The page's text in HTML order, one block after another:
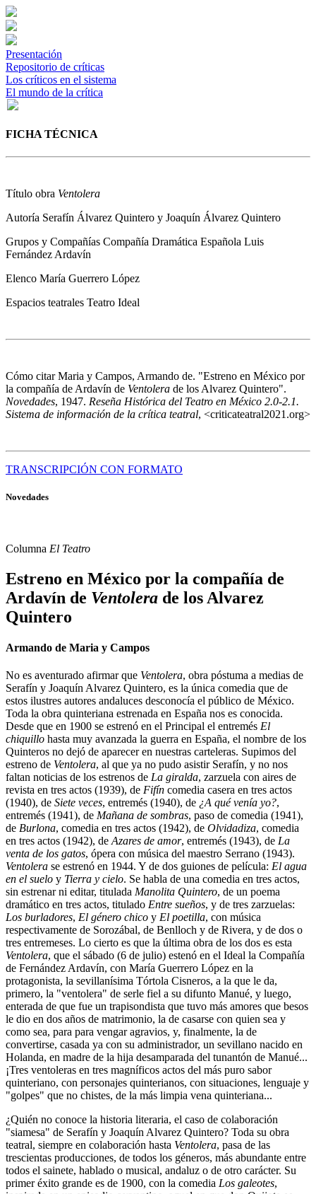
Presentación
Repositorio de críticas
Los críticos en el sistema
El mundo de la crítica
FICHA TÉCNICA
Título obra Ventolera
Autoría Serafín Álvarez Quintero y Joaquín Álvarez Quintero
Grupos y Compañías Compañía Dramática Española Luis
Fernández Ardavín
Elenco María Guerrero López
Espacios teatrales Teatro Ideal
Cómo citarMaria y Campos, Armando de. "Estreno en México por
la compañía de Ardavín de Ventolera de los Alvarez Quintero".
Novedades, 1947. Reseña Histórica del Teatro en México 2.0-2.1.
Sistema de información de la crítica teatral, <criticateatral2021.org>
TRANSCRIPCIÓN CON FORMATO
Novedades
Columna El Teatro
Estreno en México por la compañía de
Ardavín de Ventolera de los Alvarez
Quintero
Armando de Maria y Campos
No es aventurado afirmar que Ventolera, obra póstuma a medias de
Serafín y Joaquín Alvarez Quintero, es la única comedia que de
estos ilustres autores andaluces desconocía el público de México.
Toda la obra quinteriana estrenada en España nos es conocida.
Desde que en 1900 se estrenó en el Principal el entremés El
chiquillo hasta muy avanzada la guerra en España, el nombre de los
Quinteros no dejó de aparecer en nuestras carteleras. Supimos del
estreno de Ventolera, al que ya no pudo asistir Serafín, y no nos
faltan noticias de los estrenos de La giralda, zarzuela con aires de
revista en tres actos (1939), de Fifín comedia casera en tres actos
(1940), de Siete veces, entremés (1940), de ¿A qué venía yo?,
entremés (1941), de Mañana de sombras, paso de comedia (1941),
de Burlona, comedia en tres actos (1942), de Olvidadiza, comedia
en tres actos (1942), de Azares de amor, entremés (1943), de La
venta de los gatos, ópera con música del maestro Serrano (1943).
Ventolera se estrenó en 1944. Y de dos guiones de película: El agua
en el suelo y Tierra y cielo. Se habla de una comedia en tres actos,
sin estrenar ni editar, titulada Manolita Quintero, de un poema
dramático en tres actos, titulado Entre sueños, y de tres zarzuelas:
Los burladores, El género chico y El poetilla, con música
respectivamente de Sorozábal, de Benlloch y de Rivera, y de dos o
tres entremeses. Lo cierto es que la última obra de los dos es esta
Ventolera, que el sábado (6 de julio) estenó en el Ideal la Compañía
de Fernández Ardavín, con María Guerrero López en la
protagonista, la sevillanísima Tórtola Cisneros, a la que le da,
primero, la "ventolera" de serle fiel a su difunto Manué, y luego,
enterada de que fue un trapisondista que tuvo más amores que besos
le dio en dos años de matrimonio, la de casarse con quien sea y
como sea, para para vengar agravios, y, finalmente, la de
convertirse, casada ya con su administrador, un sevillano nacido en
Holanda, en madre de la hija desamparada del tunantón de Manué...
¡Tres ventoleras en tres magníficos actos del más puro sabor
quinteriano, con personajes quinterianos, con situaciones, lenguaje y
"golpes" que no chistes, de la más limpia vena quinteriana...
¿Quién no conoce la historia literaria, el caso de colaboración
"siamesa" de Serafín y Joaquín Alvarez Quintero? Toda su obra
teatral, siempre en colaboración hasta Ventolera, pasa de las
trescientas producciones, de todos los géneros, más abundante entre
todos el sainete, hablado o musical, andaluz o de otro carácter. Su
primer éxito grande es de 1900, con la comedia Los galeotes,